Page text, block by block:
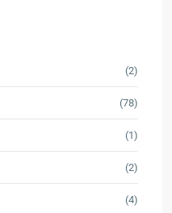
(2)
(78)
(1)
(2)
(4)